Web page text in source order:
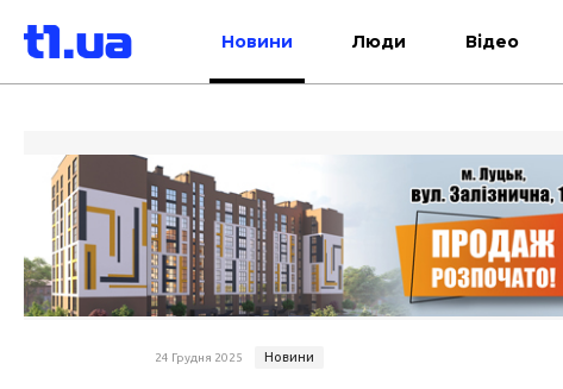
Новини Люди Відео
24 Грудня 2025 Новини